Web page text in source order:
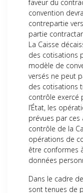
faveur du
convention
contrepartie
partie
La Caisse
des cotisations
modèle de
versés ne peut
des cotisations
contrôle exercé
l’État, les
prévues par
contrôle de la
opérations de
être conformes
données
Dans le cadre
sont tenues de